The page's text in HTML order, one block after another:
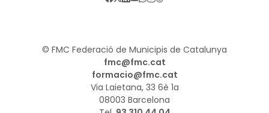
© FMC Federació de Municipis de Catalunya
fmc@fmc.cat
formacio@fmc.cat
Via Laietana, 33 6è 1a
08003 Barcelona